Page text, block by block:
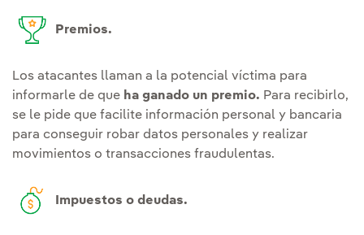
Premios.
Los atacantes llaman a la potencial víctima para
informarle de que ha ganado un premio. Para recibirlo,
se le pide que facilite información personal y bancaria
para conseguir robar datos personales y realizar
movimientos o transacciones fraudulentas.
Impuestos o deudas.